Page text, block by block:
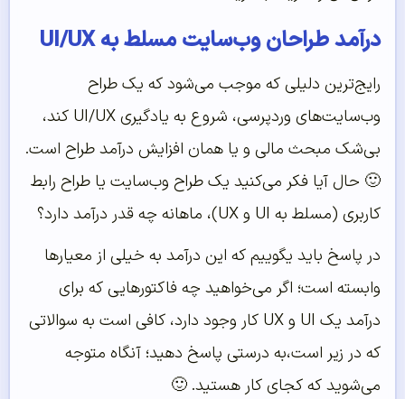
درآمد طراحان وب‌سایت مسلط به UI/UX
رایج‌ترین دلیلی که موجب می‌شود که یک طراح
وب‌سایت‌های وردپرسی، شروع به یادگیری UI/UX کند،
بی‌شک مبحث مالی و یا همان افزایش درآمد طراح است.
🙂 حال آیا فکر می‌کنید یک طراح وب‌سایت یا طراح رابط
کاربری (مسلط به UI و UX)،‌ ماهانه چه قدر درآمد دارد؟
در پاسخ باید یگوییم که این درآمد به خیلی از معیارها
وابسته است؛ اگر می‌خواهید چه فاکتور‌هایی که برای
درآمد یک UI و UX کار وجود دارد، کافی است به سوالاتی
که در زیر است،‌به درستی پاسخ دهید؛ آنگاه متوجه
می‌شوید که کجای کار هستید. 🙂